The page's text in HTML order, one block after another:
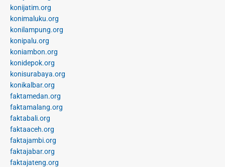
konijatim.org
konimaluku.org
konilampung.org
konipalu.org
koniambon.org
konidepok.org
konisurabaya.org
konikalbar.org
faktamedan.org
faktamalang.org
faktabali.org
faktaaceh.org
faktajambi.org
faktajabar.org
faktajateng.org